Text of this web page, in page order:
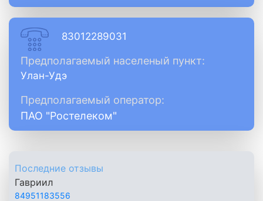
83012289031
Предполагаемый населеный пункт:
Улан-Удэ
Предполагаемый оператор:
ПАО "Ростелеком"
Последние отзывы
Гавриил
84951183556